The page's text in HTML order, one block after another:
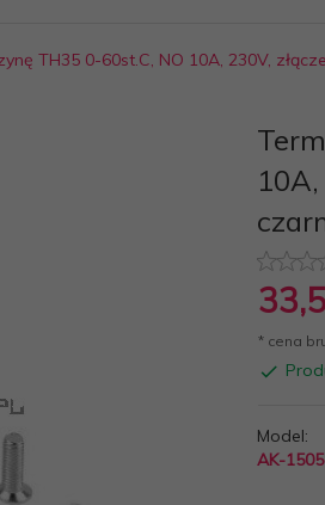
TH35 0-60st.C, NO 10A, 230V,
33,
* cena
Model:
AK-